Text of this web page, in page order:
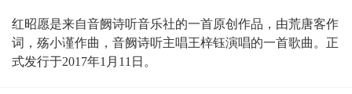
红昭愿是来自音阙诗听音乐社的一首原创作品，由荒唐客作
词，殇小谨作曲，音阙诗听主唱王梓钰演唱的一首歌曲。正
式发行于2017年1月11日。